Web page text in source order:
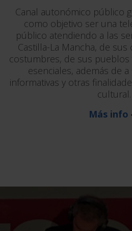
Canal autonómico público
como objetivo ser una
público atendiendo a las
Castilla-La Mancha, de
costumbres, de sus pueblos
esenciales, además de
informativas y otras
cultural.
Más info